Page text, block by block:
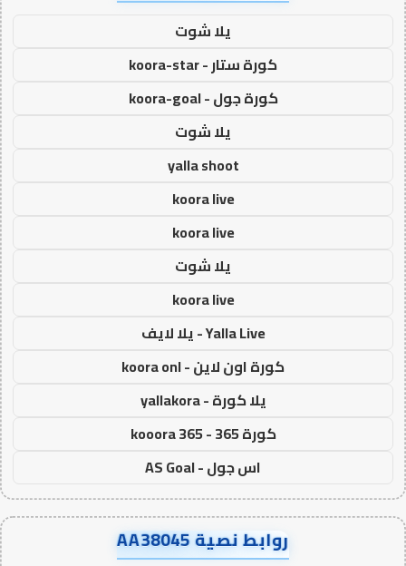
يلا شوت
كورة ستار - koora-star
كورة جول - koora-goal
يلا شوت
yalla shoot
koora live
koora live
يلا شوت
koora live
Yalla Live - يلا لايف
كورة اون لاين - koora onl
يلا كورة - yallakora
كورة 365 - kooora 365
اس جول - AS Goal
روابط نصية AA38045